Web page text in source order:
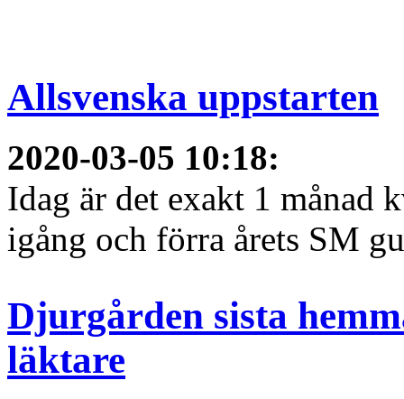
Allsvenska uppstarten
2020-03-05 10:18:
Idag är det exakt 1 månad
igång och förra årets SM
Djurgården sista
läktare